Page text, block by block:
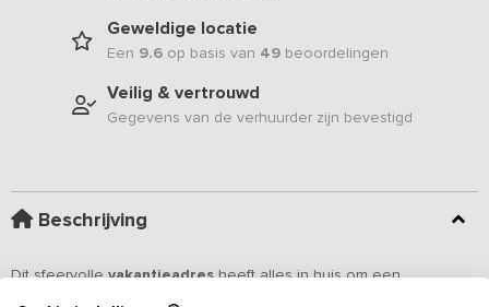
Geweldige locatie
Een 9.6 op basis van 49 beoordelingen
Veilig & vertrouwd
Gegevens van de verhuurder zijn bevestigd
Beschrijving
Dit sfeervollevakantieadresheeft alles in huis om een